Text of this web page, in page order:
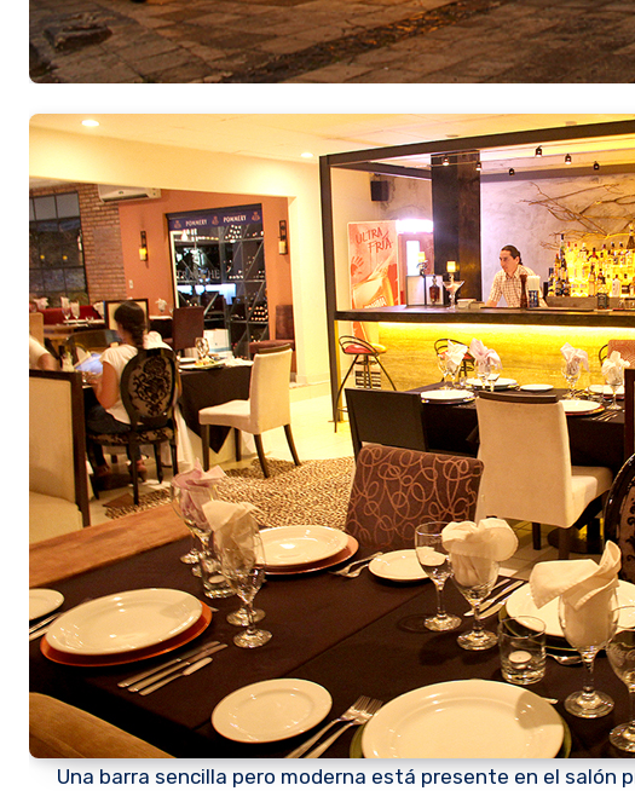
Una barra sencilla pero moderna está presente en el salón